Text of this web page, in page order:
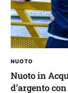
NUOTO
Nuoto in
d’argento